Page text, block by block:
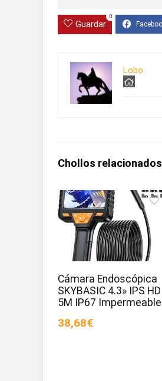
Guardar
0
Lobo
Chollos relacionados
Cámara Endoscópica
SKYBASIC 4.3» IPS HD
5M IP67 Impermeable
38,68€